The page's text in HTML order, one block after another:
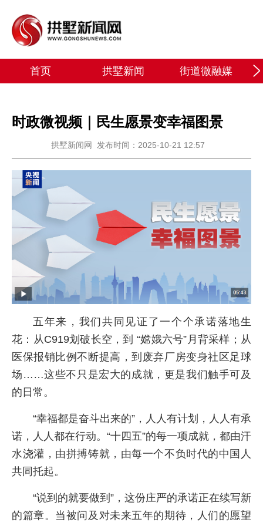
首页 拱墅新闻 街道微融媒
时政微视频｜民生愿景变幸福图景
拱墅新闻网 发布时间：2025-10-21 12:57
五年来，我们共同见证了一个个承诺落地生
花：从C919划破长空，到 “嫦娥六号”月背采样；从
医保报销比例不断提高，到废弃厂房变身社区足球
场……这些不只是宏大的成就，更是我们触手可及
的日常。
“幸福都是奋斗出来的”，人人有计划，人人有承
诺，人人都在行动。“十四五”的每一项成就，都由汗
水浇灌，由拼搏铸就，由每一个不负时代的中国人
共同托起。
“说到的就要做到”，这份庄严的承诺正在续写新
的篇章。当被问及对未来五年的期待，人们的愿望